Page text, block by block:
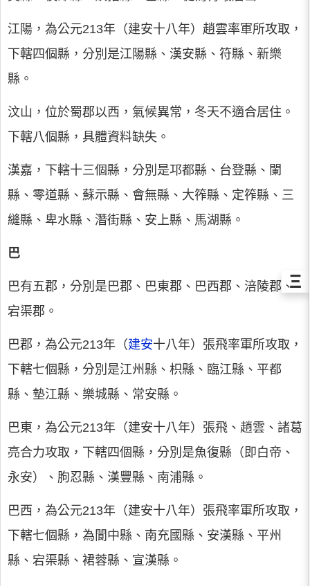
江陽，為公元213年（建安十八年）趙雲率軍所攻取，
下轄四個縣，分別是江陽縣、漢安縣、符縣、新樂
縣。
汶山，位於蜀郡以西，氣候異常，冬天不適合居住。
下轄八個縣，具體資料缺失。
漢嘉，下轄十三個縣，分別是邛都縣、台登縣、闌
縣、零道縣、蘇示縣、會無縣、大筰縣、定筰縣、三
縫縣、卑水縣、潛街縣、安上縣、馬湖縣。
巴
巴有五郡，分別是巴郡、巴東郡、巴西郡、涪陵郡、
宕渠郡。
巴郡，為公元213年（建安十八年）張飛率軍所攻取，
下轄七個縣，分別是江州縣、枳縣、臨江縣、平都
縣、墊江縣、樂城縣、常安縣。
巴東，為公元213年（建安十八年）張飛、趙雲、諸葛
亮合力攻取，下轄四個縣，分別是魚復縣（即白帝、
永安）、朐忍縣、漢豐縣、南浦縣。
巴西，為公元213年（建安十八年）張飛率軍所攻取，
下轄七個縣，為閬中縣、南充國縣、安漢縣、平州
縣、宕渠縣、裙蓉縣、宣漢縣。
Ξ